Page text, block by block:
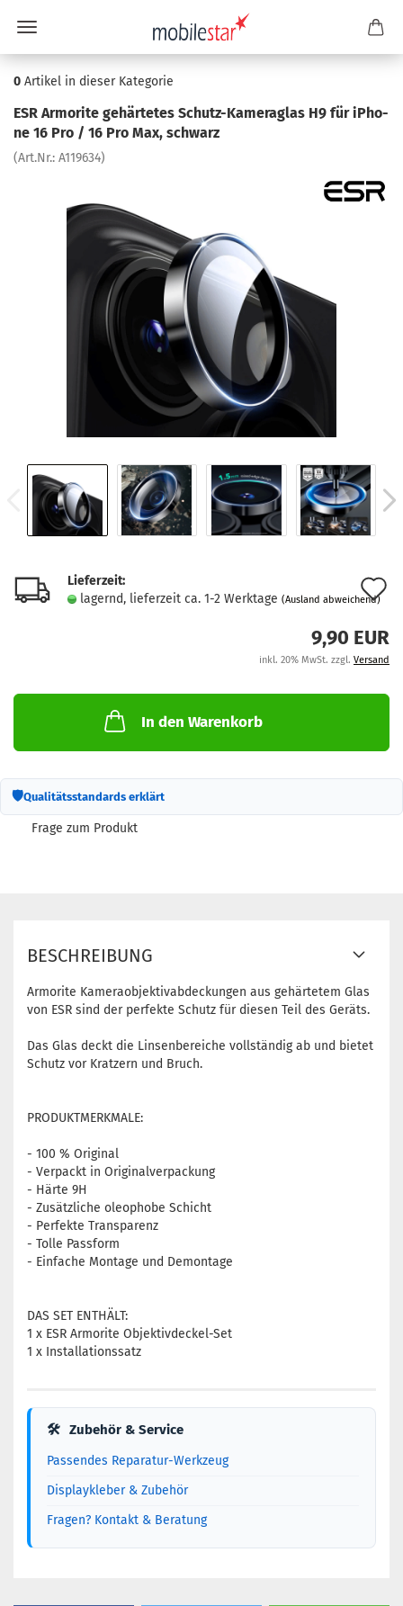
0 Artikel in dieser Kategorie
ESR Ar­mori­te ge­här­te­tes Schutz-​Kameraglas H9 für iPho­
ne 16 Pro / 16 Pro Max, schwarz
(Art.Nr.: A119634)
Lieferzeit:
lagernd, lieferzeit ca. 1-2 Werktage (Ausland abweichend)
9,90 EUR
inkl. 20% MwSt. zzgl. Versand
In den Warenkorb
🛡Qualitätsstandards erklärt
Frage zum Produkt
BESCHREIBUNG
Armorite Kameraobjektivabdeckungen aus gehärtetem Glas
von ESR sind der perfekte Schutz für diesen Teil des Geräts.
Das Glas deckt die Linsenbereiche vollständig ab und bietet
Schutz vor Kratzern und Bruch.
PRODUKTMERKMALE:
- 100 % Original
- Verpackt in Originalverpackung
- Härte 9H
- Zusätzliche oleophobe Schicht
- Perfekte Transparenz
- Tolle Passform
- Einfache Montage und Demontage
DAS SET ENTHÄLT:
1 x ESR Armorite Objektivdeckel-Set
1 x Installationssatz
🛠 Zubehör & Service
Passendes Reparatur-Werkzeug
Displaykleber & Zubehör
Fragen? Kontakt & Beratung